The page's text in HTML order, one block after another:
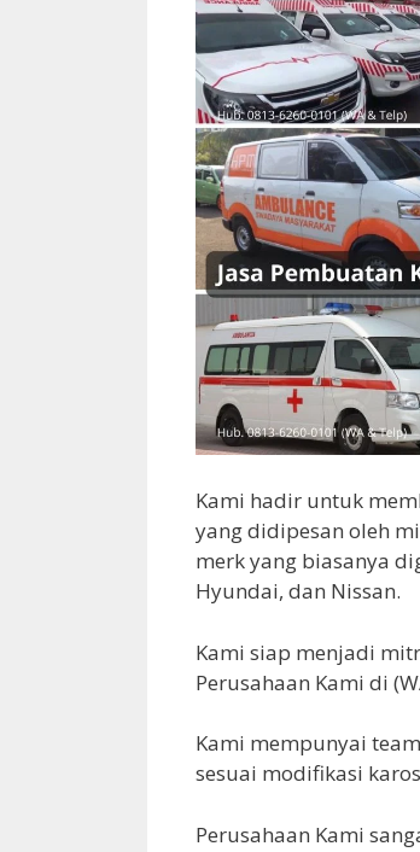
Kami hadir untuk
yang didipesan oleh
merk yang biasanya
Hyundai, dan Nissan.
Kami siap menjadi
Perusahaan Kami di
Kami mempunyai
sesuai modifikasi
Perusahaan Kami